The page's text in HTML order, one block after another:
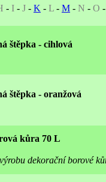
- I - J - K - L - M - N - O -
štěpka - cihlová
štěpka - oranžová
kůra 70 L
dekorační borové